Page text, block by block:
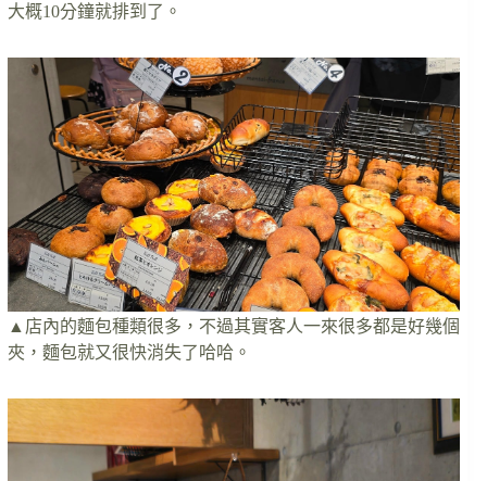
大概10分鐘就排到了。
▲店內的麵包種類很多，不過其實客人一來很多都是好幾個
夾，麵包就又很快消失了哈哈。